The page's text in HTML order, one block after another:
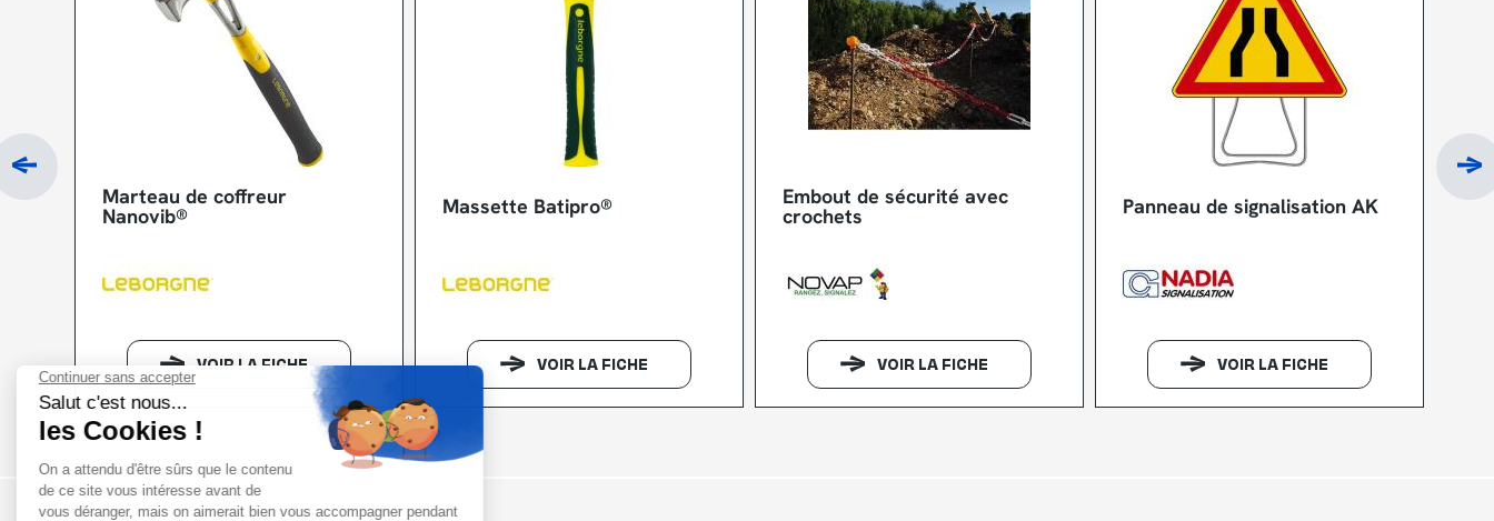
Marteau de coffreur
Nanovib®
VOIR LA FICHE
Massette Batipro®
VOIR LA FICHE
Embout de sécurité avec
crochets
VOIR LA FICHE
Panneau de signalisation AK
VOIR LA FICHE